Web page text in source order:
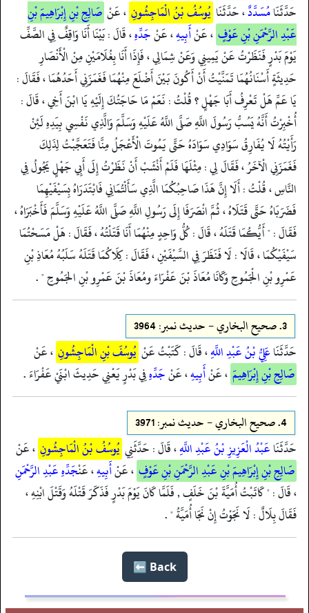
حَدَّثَنَامُسَدَّدٌ، حَدَّثَنَا يُوسُفُ بْنُ الْمَاجِشُونِ ، عَنْ صَالِحِ بْنِ إِبْرَاهِيمَ بْنِ
عَبْدِ الرَّحْمَنِ بْنِ عَوْفٍ ، عَنْأَبِيهِ، عَنْجَدِّهِ، قَالَ : بَيْنَا أَنَا وَاقِفٌ فِي الصَّفِّ
يَوْمَ بَدْرٍ فَنَظَرْتُ عَنْ يَمِينِي وَعَنْ شِمَالِي ، فَإِذَا أَنَا بِغُلَامَيْنِ مِنْ الْأَنْصَارِ
حَدِيثَةٍ أَسْنَانُهُمَا تَمَنَّيْتُ أَنْ أَكُونَ بَيْنَ أَضْلَعَ مِنْهُمَا فَغَمَزَنِي أَحَدُهُمَا ، فَقَالَ :
يَا عَمِّ هَلْ تَعْرِفُ أَبَا جَهْلٍ ؟ قُلْتُ : نَعَمْ مَا حَاجَتُكَ إِلَيْهِ يَا ابْنَ أَخِي ، قَالَ :
أُخْبِرْتُ أَنَّهُ يَسُبُّ رَسُولَ اللَّهِ صَلَّى اللَّهُ عَلَيْهِ وَسَلَّمَ وَالَّذِي نَفْسِي بِيَدِهِ لَئِنْ
رَأَيْتُهُ لَا يُفَارِقُ سَوَادِي سَوَادَهُ حَتَّى يَمُوتَ الْأَعْجَلُ مِنَّا فَتَعَجَّبْتُ لِذَلِكَ
فَغَمَزَنِي الْآخَرُ ، فَقَالَ لِي : مِثْلَهَا فَلَمْ أَنْشَبْ أَنْ نَظَرْتُ إِلَى أَبِي جَهْلٍ يَجُولُ فِي
النَّاسِ ، قُلْتُ : أَلَا إِنَّ هَذَا صَاحِبُكُمَا الَّذِي سَأَلْتُمَانِي فَابْتَدَرَاهُ بِسَيْفَيْهِمَا
فَضَرَبَاهُ حَتَّى قَتَلَاهُ ، ثُمَّ انْصَرَفَا إِلَى رَسُولِ اللَّهِ صَلَّى اللَّهُ عَلَيْهِ وَسَلَّمَ فَأَخْبَرَاهُ ،
فَقَالَ : " أَيُّكُمَا قَتَلَهُ ، قَالَ : كُلُّ وَاحِدٍ مِنْهُمَا أَنَا قَتَلْتُهُ ، فَقَالَ : هَلْ مَسَحْتُمَا
سَيْفَيْكُمَا ، قَالَا : لَا فَنَظَرَ فِي السَّيْفَيْنِ ، فَقَالَ : كِلَاكُمَا قَتَلَهُ سَلَبُهُ مُعَاذِ بْنِ
عَمْرِو بْنِ الْجَمُوحِ وَكَانَا مُعَاذَ بْنَ عَفْرَاءَ ومُعَاذَ بْنَ عَمْرِو بْنِ الجَمُوحِ " .
3. صحيح البخاري - حدیث نمبر: 3964
حَدَّثَنَاعَلِيُّ بْنُ عَبْدِ اللَّهِ، قَالَ : كَتَبْتُ عَنْ يُوسُفَ بْنِ الْمَاجِشُونِ ، عَنْ
صَالِحِ بْنِ إِبْرَاهِيمَ ، عَنْأَبِيهِ، عَنْجَدِّهِفِي بَدْرٍ يَعْنِي حَدِيثَ ابْنَيْ عَفْرَاءَ .
4. صحيح البخاري - حدیث نمبر: 3971
حَدَّثَنَاعَبْدُ الْعَزِيزِ بْنُ عَبْدِ اللَّهِ، قَالَ : حَدَّثَنِي يُوسُفُ بْنُ الْمَاجِشُونِ ، عَنْ
صَالِحِ بْنِ إِبْرَاهِيمَ بْنِ عَبْدِ الرَّحْمَنِ بْنِ عَوْفٍ ، عَنْأَبِيهِ، عَنْجَدِّهِ عَبْدِ الرَّحْمَنِ
، قَالَ : " كَاتَبْتُ أُمَيَّةَ بْنَ خَلَفٍ , فَلَمَّا كَانَ يَوْمَ بَدْرٍ فَذَكَرَ قَتْلَهُ وَقَتْلَ ابْنِهِ ،
فَقَالَ بِلَالٌ : لَا نَجَوْتُ إِنْ نَجَا أُمَيَّةُ " .
Back ⬅️